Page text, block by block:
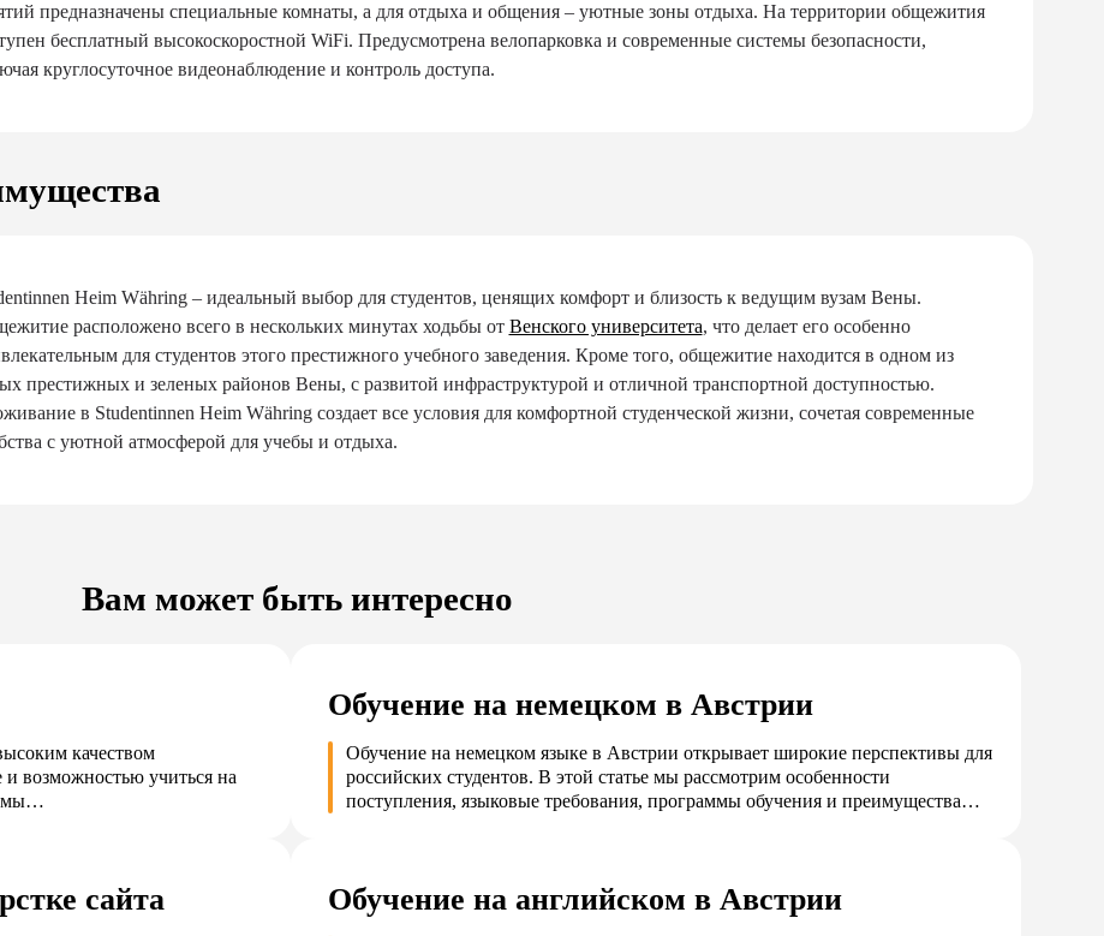
предназначены специальные комнаты, а для отдыха и общения – уютные зоны отдыха. На территории общежития
бесплатный высокоскоростной WiFi. Предусмотрена велопарковка и современные системы безопасности,
круглосуточное видеонаблюдение и контроль доступа.
Heim Währing – идеальный выбор для студентов, ценящих комфорт и близость к ведущим вузам Вены.
расположено всего в нескольких минутах ходьбы от Венского университета, что делает его особенно
для студентов этого престижного учебного заведения. Кроме того, общежитие находится в одном из
престижных и зеленых районов Вены, с развитой инфраструктурой и отличной транспортной доступностью.
в Studentinnen Heim Währing создает все условия для комфортной студенческой жизни, сочетая современные
с уютной атмосферой для учебы и отдыха.
Вам может быть интересно
качеством
возможностью учиться на
мы…
Обучение на немецком в Австрии
Обучение на немецком языке в Австрии открывает широкие перспективы для
российских студентов. В этой статье мы рассмотрим особенности
поступления, языковые требования, программы обучения и преимущества…
сайта Обучение на английском в Австрии